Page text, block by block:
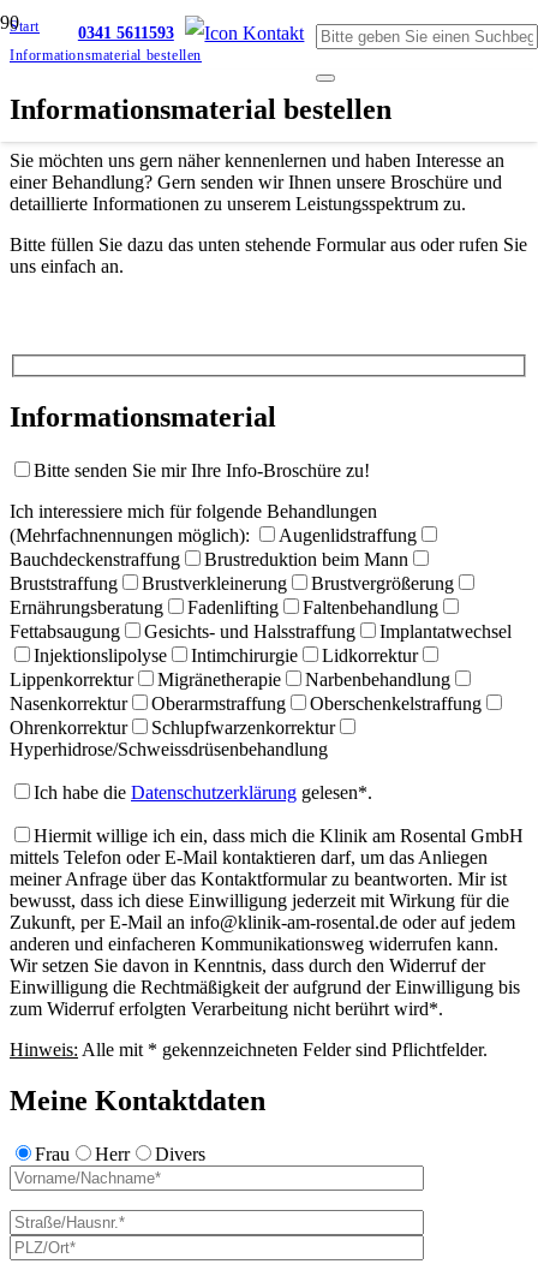
0341 5611593
Start
Informationsmaterial bestellen
Informationsmaterial bestellen
Sie möchten uns gern näher kennenlernen und haben Interesse an
einer Behandlung? Gern senden wir Ihnen unsere Broschüre und
detaillierte Informationen zu unserem Leistungsspektrum zu.
Bitte füllen Sie dazu das unten stehende Formular aus oder rufen Sie
uns einfach an.
Informationsmaterial
Bitte senden Sie mir Ihre Info-Broschüre zu!
Ich interessiere mich für folgende Behandlungen
(Mehrfachnennungen möglich):
Augenlidstraffung
Bauchdeckenstraffung
Brustreduktion beim Mann
Bruststraffung
Brustverkleinerung
Brustvergrößerung
Ernährungsberatung
Fadenlifting
Faltenbehandlung
Fettabsaugung
Gesichts- und Halsstraffung
Implantatwechsel
Injektionslipolyse
Intimchirurgie
Lidkorrektur
Lippenkorrektur
Migränetherapie
Narbenbehandlung
Nasenkorrektur
Oberarmstraffung
Oberschenkelstraffung
Ohrenkorrektur
Schlupfwarzenkorrektur
Hyperhidrose/Schweissdrüsenbehandlung
Ich habe die Datenschutzerklärung gelesen*.
Hiermit willige ich ein, dass mich die Klinik am Rosental GmbH
mittels Telefon oder E-Mail kontaktieren darf, um das Anliegen
meiner Anfrage über das Kontaktformular zu beantworten. Mir ist
bewusst, dass ich diese Einwilligung jederzeit mit Wirkung für die
Zukunft, per E-Mail an info@klinik-am-rosental.de oder auf jedem
anderen und einfacheren Kommunikationsweg widerrufen kann.
Wir setzen Sie davon in Kenntnis, dass durch den Widerruf der
Einwilligung die Rechtmäßigkeit der aufgrund der Einwilligung bis
zum Widerruf erfolgten Verarbeitung nicht berührt wird*.
Hinweis: Alle mit * gekennzeichneten Felder sind Pflichtfelder.
Meine Kontaktdaten
Frau Herr Divers